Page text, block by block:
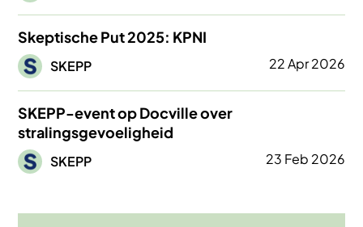
Skeptische Put 2025: KPNI
Afbeelding
SKEPP 22 Apr 2026
SKEPP-event op Docville over
stralingsgevoeligheid
Afbeelding
SKEPP 23 Feb 2026